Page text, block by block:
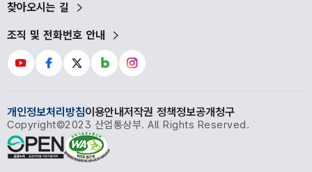
찾아오시는 길
조직 및 전화번호 안내
개인정보처리방침이용안내저작권 정책정보공개청구
Copyright©2023 산업통상부. All Rights Reserved.